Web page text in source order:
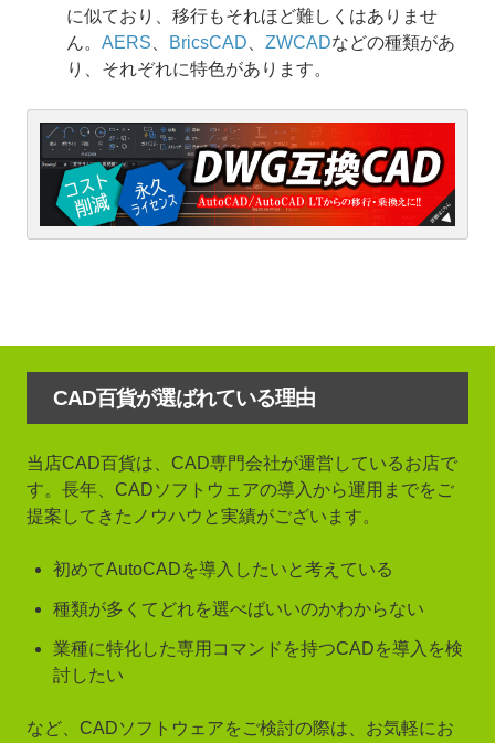
に似ており、移行もそれほど難しくはありませ
ん。 AERS BricsCAD ZWCADなどの種類があ
り、それぞれに特色があります。
CAD百貨が選ばれている理由
当店CAD百貨は、CAD専門会社が運営しているお店で
す。長年、CADソフトウェアの導入から運用までをご
提案してきたノウハウと実績がございます。
初めてAutoCADを導入したいと考えている
種類が多くてどれを選べばいいのかわからない
業種に特化した専用コマンドを持つCADを導入を検
討したい
など、CADソフトウェアをご検討の際は、お気軽にお